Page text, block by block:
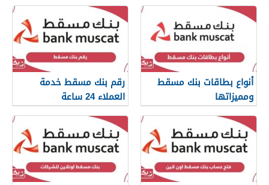
أنواع بطاقات بنك مسقط
ومميزاتها
رقم بنك مسقط خدمة
العملاء 24 ساعة